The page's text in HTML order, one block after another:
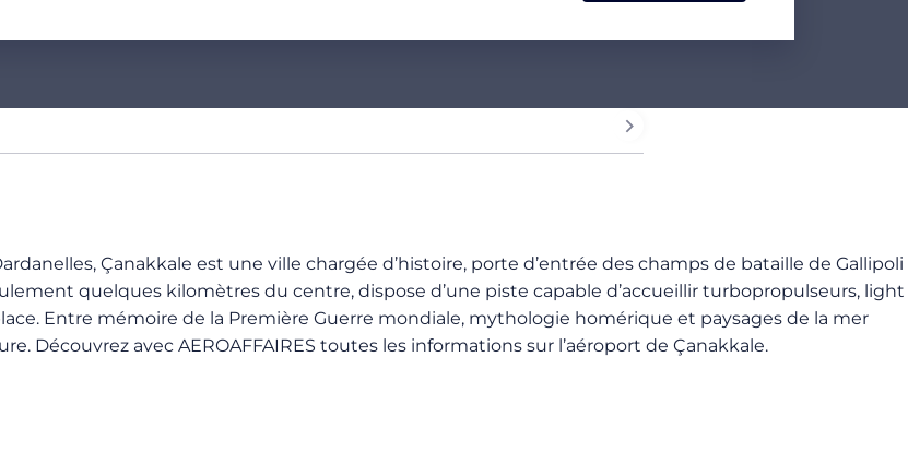
Çanakkale est une ville chargée d’histoire, porte d’entrée des champs de bataille de Gallipoli
quelques kilomètres du centre, dispose d’une piste capable d’accueillir turbopropulseurs, light
Entre mémoire de la Première Guerre mondiale, mythologie homérique et paysages de la mer
Découvrez avec AEROAFFAIRES toutes les informations sur l’aéroport de Çanakkale.